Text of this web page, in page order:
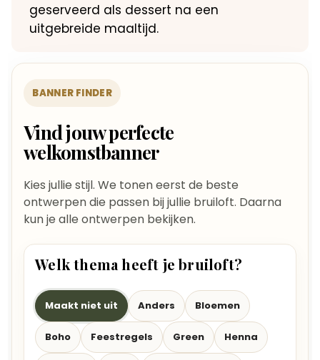
geserveerd als dessert na een
uitgebreide maaltijd.
BANNER FINDER
Vind jouw perfecte
welkomstbanner
Kies jullie stijl. We tonen eerst de beste
ontwerpen die passen bij jullie bruiloft. Daarna
kun je alle ontwerpen bekijken.
Welk thema heeft je bruiloft?
Maakt niet uit Anders Bloemen
Boho Feestregels Green Henna